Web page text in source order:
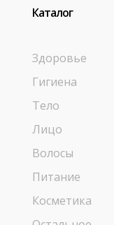
Каталог
Здоровье
Гигиена
Тело
Лицо
Волосы
Питание
Косметика